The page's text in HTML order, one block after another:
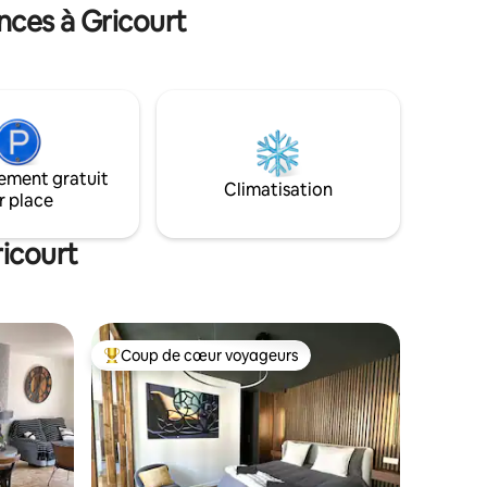
à Gricourt
gratuit
place
Climatisation
Coup de cœur voyageurs parmi les plus aimés
Coup de cœur voyageurs